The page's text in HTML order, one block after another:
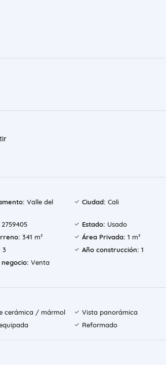
Valle del
Ciudad: Cali
2759405 Estado: Usado
341 m² Área Privada: 1 m²
3 Año construcción: 1
Venta
cerámica / mármol
Vista panorámica
Reformado